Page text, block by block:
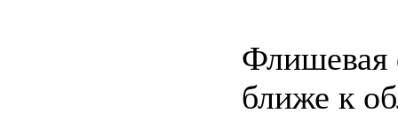
Флишевая
ближе к